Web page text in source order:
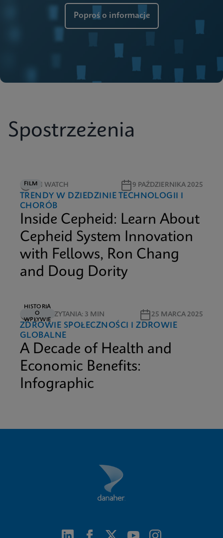
Poproś o informacje
Spostrzeżenia
FILM5M WATCH 9 PAŹDZIERNIKA 2025
TRENDY W DZIEDZINIE TECHNOLOGII I
CHORÓB
Inside Cepheid: Learn About
Cepheid System Innovation
with Fellows, Ron Chang
and Doug Dority
HISTORIA
O
WPŁYWIE
CZAS CZYTANIA: 3 MIN 25 MARCA 2025
ZDROWIE SPOŁECZNOŚCI I ZDROWIE
GLOBALNE
A Decade of Health and
Economic Benefits:
Infographic